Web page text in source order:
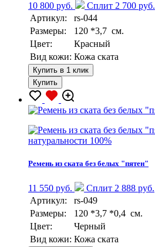
10 800 руб.
Сплит 2 700 руб.
Артикул:
rs-044
Размеры:
120 *3,7 см.
Цвет:
Красный
Вид кожи: Кожа ската
Купить в 1 клик
Купить
натуральности 100%
Ремень из ската без белых "пятен"
11 550 руб.
Сплит 2 888 руб.
Артикул:
rs-049
Размеры:
120 *3,7 *0,4 см.
Цвет:
Черный
Вид кожи: Кожа ската